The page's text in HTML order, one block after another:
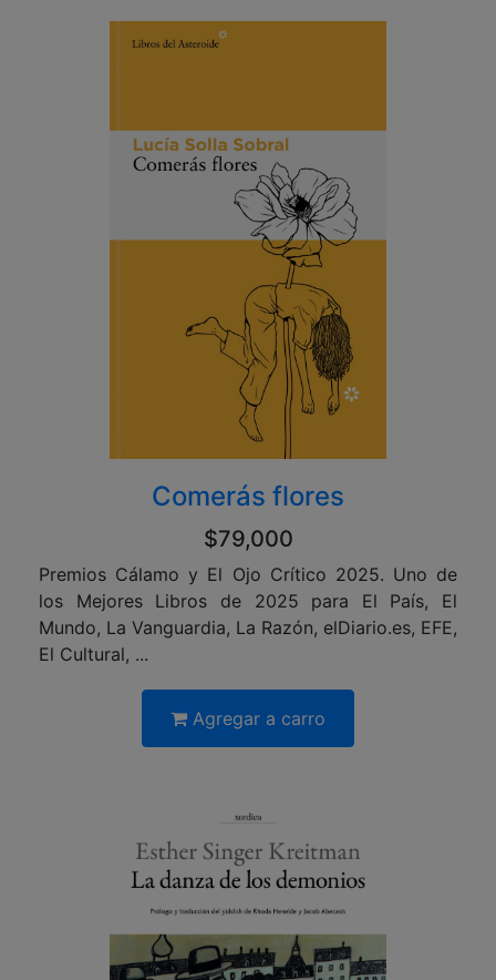
Comerás flores
$79,000
Premios Cálamo y El Ojo Crítico 2025. Uno de
los Mejores Libros de 2025 para El País, El
Mundo, La Vanguardia, La Razón, elDiario.es, EFE,
El Cultural, ...
Agregar a carro